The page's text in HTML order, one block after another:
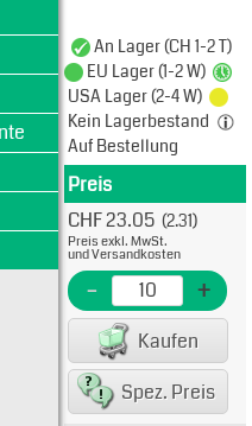
An Lager (CH 1-2 T)
EU Lager (1-2 W)
USA Lager (2-4 W)
Kein Lagerbestand
Auf Bestellung
Produkt
Preis
EME
CHF 23.05 (2.31)
Preis exkl. MwSt.
und Versandkosten
- +
Kaufen
Spez. Preis